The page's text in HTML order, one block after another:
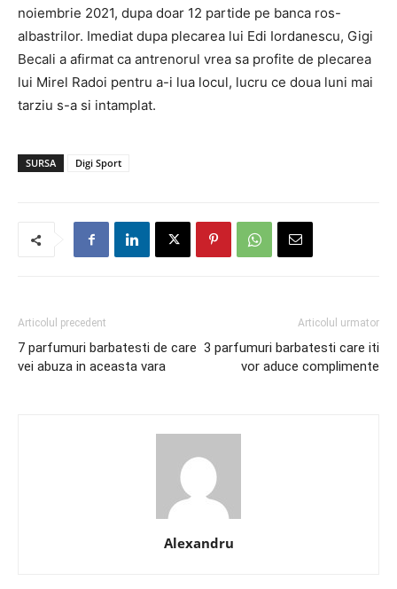
noiembrie 2021, dupa doar 12 partide pe banca ros-
albastrilor. Imediat dupa plecarea lui Edi Iordanescu, Gigi
Becali a afirmat ca antrenorul vrea sa profite de plecarea
lui Mirel Radoi pentru a-i lua locul, lucru ce doua luni mai
tarziu s-a si intamplat.
SURSA Digi Sport
Articolul precedent
7 parfumuri barbatesti de care
vei abuza in aceasta vara
Articolul urmator
3 parfumuri barbatesti care iti
vor aduce complimente
Alexandru